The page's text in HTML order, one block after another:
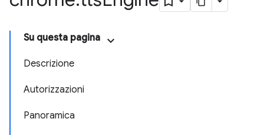
Su questa pagina
Descrizione
Autorizzazioni
Panoramica